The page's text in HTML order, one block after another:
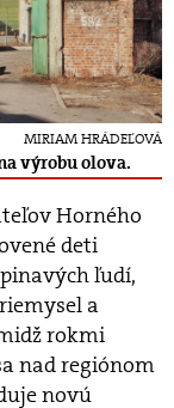
MIRIAM HRÁDEĽOVÁ
výrobu olova.
Horného
deti
ľudí,
a
rokmi
nad regiónom
novú